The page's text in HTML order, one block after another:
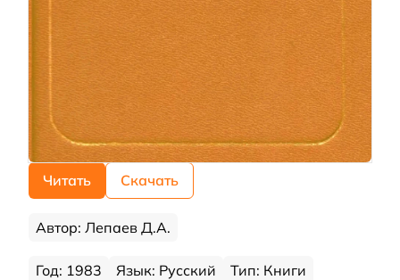
Читать Скачать
Автор: Лепаев Д.А.
Год: 1983 Язык: Русский Тип: Книги